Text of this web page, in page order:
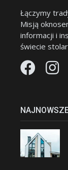
Łączymy
Misją
informacji i
świecie